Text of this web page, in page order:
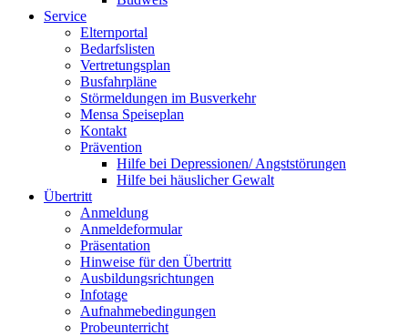
Service
Elternportal
Bedarfslisten
Vertretungsplan
Busfahrpläne
Störmeldungen im Busverkehr
Mensa Speiseplan
Kontakt
Prävention
Hilfe bei Depressionen/ Angststörungen
Hilfe bei häuslicher Gewalt
Übertritt
Anmeldung
Anmeldeformular
Präsentation
Hinweise für den Übertritt
Ausbildungsrichtungen
Infotage
Aufnahmebedingungen
Probeunterricht